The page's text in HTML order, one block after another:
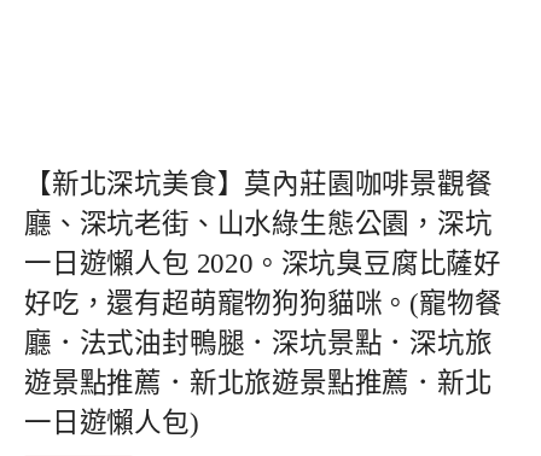
【新北深坑美食】莫內莊園咖啡景觀餐
廳、深坑老街、山水綠生態公園，深坑
一日遊懶人包 2020。深坑臭豆腐比薩好
好吃，還有超萌寵物狗狗貓咪。(寵物餐
廳．法式油封鴨腿．深坑景點．深坑旅
遊景點推薦．新北旅遊景點推薦．新北
一日遊懶人包)